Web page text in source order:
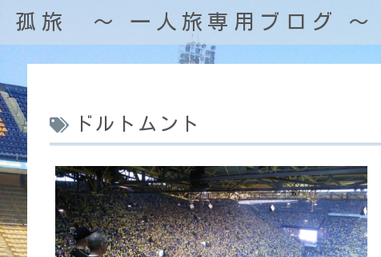
孤旅 〜 一人旅専用ブログ ～
ドルトムント